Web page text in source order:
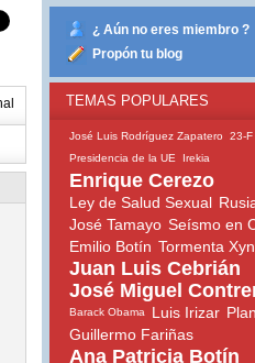
¿ Aún no eres miembro ?
Propón tu blog
TEMAS POPULARES
José Luis Rodríguez Zapatero
23-F
Presidencia de la UE
Irekia
Enrique Cerezo
Ley de Salud Sexual
José Tamayo Seísmo en
Emilio Botín Tormenta
Juan Luis Cebrián
José Miguel
Barack Obama Luis Irizar
Guillermo Fariñas
Ana Patricia Botín